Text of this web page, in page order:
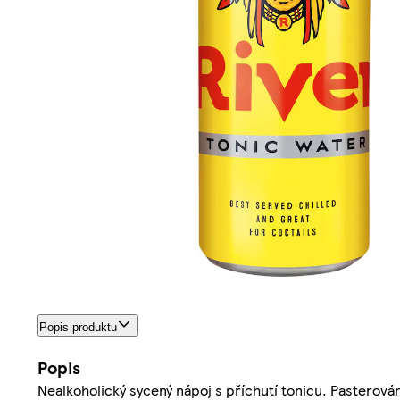
Popis produktu
Popis
Nealkoholický sycený nápoj s příchutí tonicu.